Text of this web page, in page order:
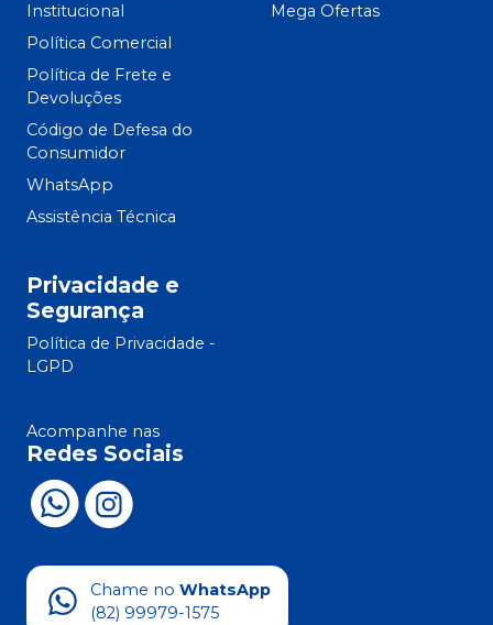
Institucional
Política Comercial
Política de Frete e
Devoluções
Código de Defesa do
Consumidor
WhatsApp
Assistência Técnica
Mega Ofertas
Privacidade e
Segurança
Política de Privacidade -
LGPD
Acompanhe nas
Redes Sociais
Chame no WhatsApp
(82) 99979-1575